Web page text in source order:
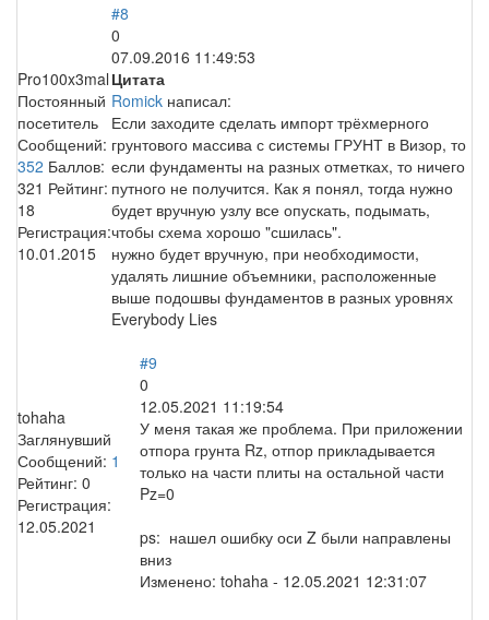
Pro100x3mal
Постоянный
посетитель
Сообщений:
352 Баллов:
321 Рейтинг:
18
Регистрация:
10.01.2015
#8
0
07.09.2016 11:49:53
Цитата
Romick написал:
Если заходите сделать импорт трёхмерного
грунтового массива с системы ГРУНТ в Визор, то
если фундаменты на разных отметках, то ничего
путного не получится. Как я понял, тогда нужно
будет вручную узлу все опускать, подымать,
чтобы схема хорошо "сшилась".
нужно будет вручную, при необходимости,
удалять лишние объемники, расположенные
выше подошвы фундаментов в разных уровнях
Everybody Lies
tohaha
Заглянувший
Сообщений: 1
Рейтинг: 0
Регистрация:
12.05.2021
#9
0
12.05.2021 11:19:54
У меня такая же проблема. При приложении
отпора грунта Rz, отпор прикладывается
только на части плиты на остальной части
Pz=0
ps: нашел ошибку оси Z были направлены
вниз
Изменено: tohaha - 12.05.2021 12:31:07